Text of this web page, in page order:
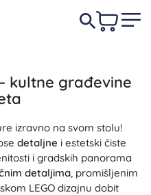
kultne građevine
izravno na svom stolu!
detaljne i estetski čiste
i gradskih panorama
detaljima, promišljenim
LEGO dizajnu dobit